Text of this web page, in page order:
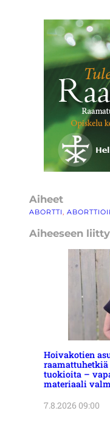
Aiheet
ABORTTI,
Aiheeseen
Hoivakotien
tuokioita –
materiaali
7.8.2026 09:00